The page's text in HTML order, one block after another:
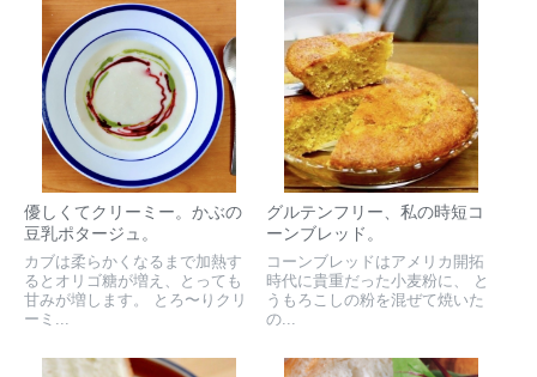
優しくてクリーミー。かぶの
豆乳ポタージュ。
カブは柔らかくなるまで加熱す
るとオリゴ糖が増え、とっても
甘みが増します。 とろ〜りクリ
ーミ...
グルテンフリー、私の時短コ
ーンブレッド。
コーンブレッドはアメリカ開拓
時代に貴重だった小麦粉に、 と
うもろこしの粉を混ぜて焼いた
の...